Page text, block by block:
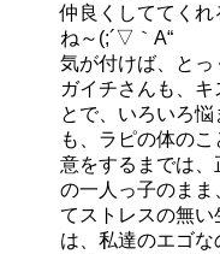
仲良くしててく
ね～(;´▽｀A“
気が付けば、と
ガイチさんも、
とで、いろいろ
も、ラピの体の
意をするまでは、
の一人っ子のまま
てストレスの無
は、私達のエゴな